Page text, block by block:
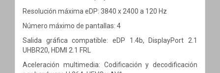
Resolución máxima eDP: 3840 x 2400 a 120 Hz
Número máximo de pantallas: 4
Salida gráfica compatible: eDP 1.4b, DisplayPort 2.1
UHBR20, HDMI 2.1 FRL
Aceleración multimedia: Codificación y decodificación